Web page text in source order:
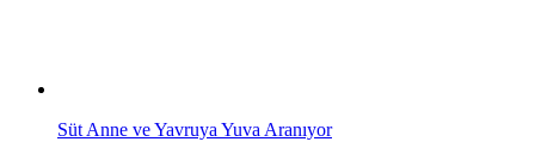
Süt Anne ve Yavruya Yuva Aranıyor